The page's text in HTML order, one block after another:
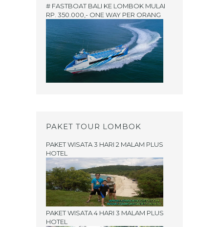
# FASTBOAT BALI KE LOMBOK MULAI
RP. 350.000,- ONE WAY PER ORANG
PAKET TOUR LOMBOK
PAKET WISATA 3 HARI 2 MALAM PLUS
HOTEL
PAKET WISATA 4 HARI 3 MALAM PLUS
HOTEL